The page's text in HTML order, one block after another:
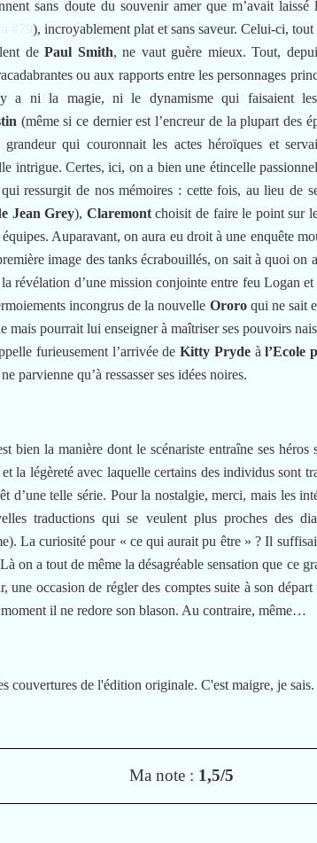
sans doute du souvenir amer que m’avait
), incroyablement plat et sans saveur. Celui-ci,
de Paul Smith, ne vaut guère mieux. Tout,
ou aux rapports entre les personnages
a ni la magie, ni le dynamisme qui faisaient les
(même si ce dernier est l’encreur de la plupart des
grandeur qui couronnait les actes héroïques et
intrigue. Certes, ici, on a bien une étincelle
ressurgit de nos mémoires : cette fois, au lieu de
Jean Grey), Claremontchoisit de faire le point sur
Auparavant, on aura eu droit à une enquête
image des tanks écrabouillés, on sait à quoi on
révélation d’une mission conjointe entre feu Logan et
incongrus de la nouvelle Ororoqui ne sait
mais pourrait lui enseigner à maîtriser ses pouvoirs
furieusement l’arrivée deKitty Prydeàl’Ecole
parvienne qu’à ressasser ses idées noires.
bien la manière dont le scénariste entraîne ses héros
la légèreté avec laquelle certains des individus sont
d’une telle série. Pour la nostalgie, merci, mais les
traductions qui se veulent plus proches des
La curiosité pour « ce qui aurait pu être » ? Il
on a tout de même la désagréable sensation que ce
une occasion de régler des comptes suite à son
il ne redore son blason. Au contraire, même…
couvertures de l'édition originale. C'est maigre, je sais.
Ma note : 1,5/5